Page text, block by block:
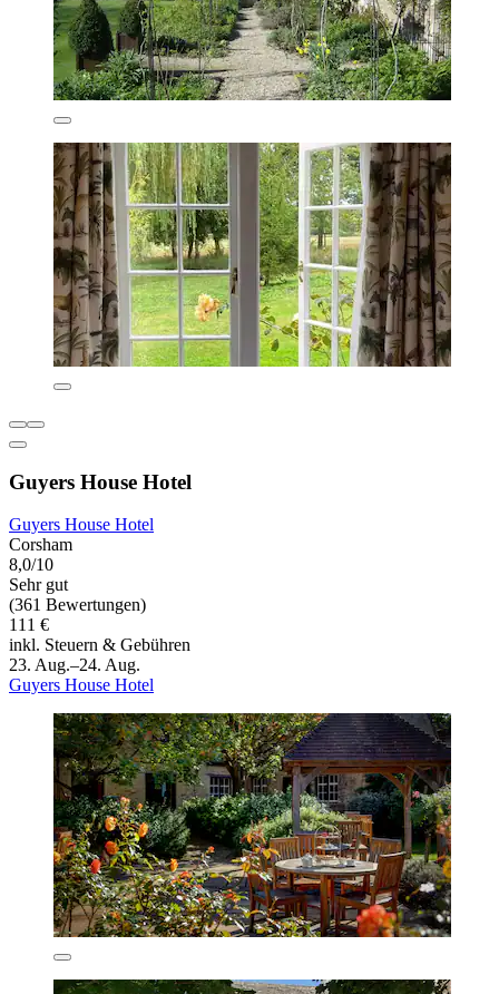
Guyers House Hotel
Guyers House Hotel
Corsham
8,0/10
Sehr gut
(361 Bewertungen)
111 €
inkl. Steuern & Gebühren
23. Aug.–24. Aug.
Guyers House Hotel